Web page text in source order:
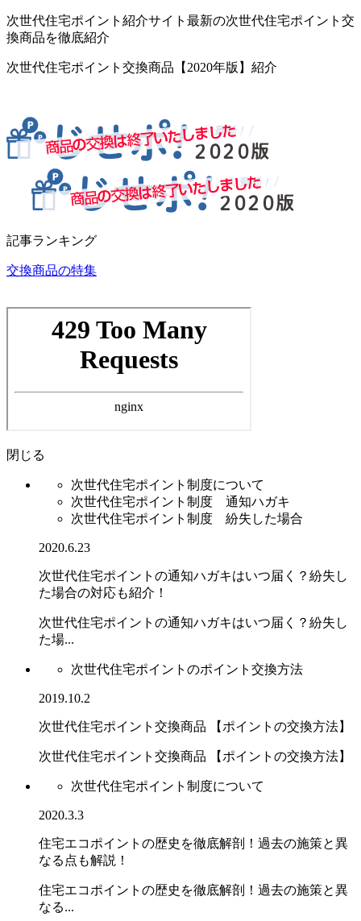
次世代住宅ポイント紹介サイト最新の次世代住宅ポイント交
換商品を徹底紹介
次世代住宅ポイント交換商品【2020年版】紹介
記事ランキング
交換商品の特集
閉じる
次世代住宅ポイント制度について
次世代住宅ポイント制度 通知ハガキ
次世代住宅ポイント制度 紛失した場合
2020.6.23
次世代住宅ポイントの通知ハガキはいつ届く？紛失し
た場合の対応も紹介！
次世代住宅ポイントの通知ハガキはいつ届く？紛失し
た場...
次世代住宅ポイントのポイント交換方法
2019.10.2
次世代住宅ポイント交換商品 【ポイントの交換方法】
次世代住宅ポイント交換商品 【ポイントの交換方法】
次世代住宅ポイント制度について
2020.3.3
住宅エコポイントの歴史を徹底解剖！過去の施策と異
なる点も解説！
住宅エコポイントの歴史を徹底解剖！過去の施策と異
なる...